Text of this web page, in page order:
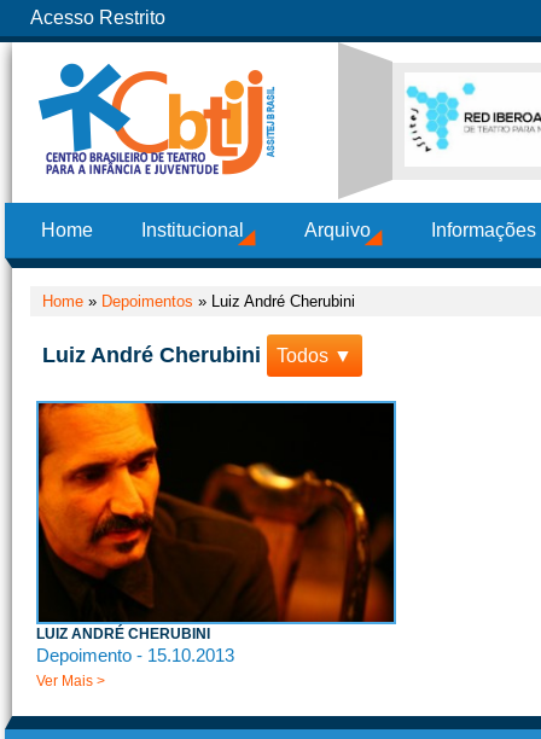
Acesso Restrito
Home Institucional Arquivo
Home » Depoimentos » Luiz André Cherubini
Luiz André Cherubini Todos ▼
LUIZ ANDRÉ CHERUBINI
Depoimento - 15.10.2013
Ver Mais >